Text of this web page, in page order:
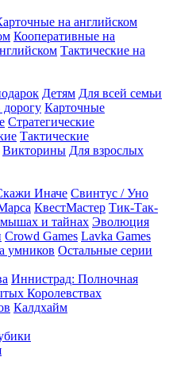
на английском
Кооперативные на
Тактические на
Детям Для всей семьи
Карточные
Стратегические
Тактические
Викторины Для взрослых
Иначе Свинтус / Уно
КвестМастер Тик-Так-
и тайнах Эволюция
Crowd Games Lavka Games
умников Остальные серии
Иннистрад: Полночная
Королевствах
Калдхайм